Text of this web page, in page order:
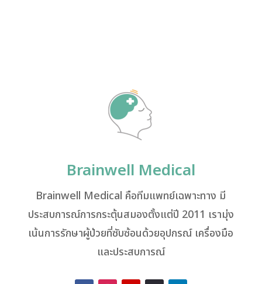
Brainwell Medical
Brainwell Medical คือทีมแพทย์เฉพาะทาง มี
ประสบการณ์การกระตุ้นสมองตั้งแต่ปี 2011 เรามุ่ง
เน้นการรักษาผู้ป่วยที่ซับซ้อนด้วยอุปกรณ์ เครื่องมือ
และประสบการณ์